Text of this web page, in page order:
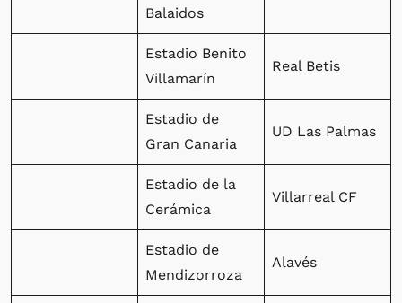
Balaidos
Estadio Benito
Villamarín
Real Betis
Estadio de
Gran Canaria
UD Las Palmas
Estadio de la
Cerámica
Villarreal CF
Estadio de
Mendizorroza
Alavés